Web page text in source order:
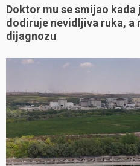
Doktor mu se smijao
dodiruje nevidljiva ruka, a
dijagnozu